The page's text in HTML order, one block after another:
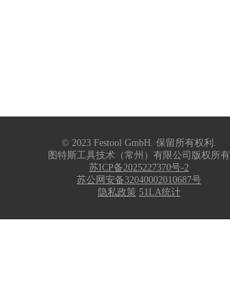
© 2023 Festool GmbH. 保留所有权利.
图特斯工具技术（常州）有限公司版权所有
苏ICP备2025227370号-2
苏公网安备32040002010687号
隐私政策 51LA统计